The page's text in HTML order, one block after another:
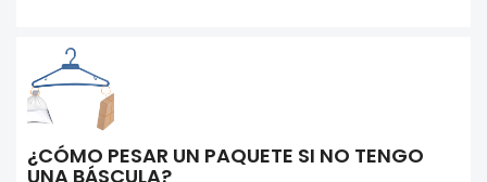
¿CÓMO PESAR UN PAQUETE SI NO TENGO
UNA BÁSCULA?